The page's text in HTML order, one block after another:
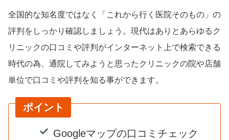
全国的な知名度ではなく「これから行く医院そのもの」の
評判をしっかり確認しましょう。現代はありとあらゆるク
リニックの口コミや評判がインターネット上で検索できる
時代の為、通院してみようと思ったクリニックの院や店舗
単位で口コミや評判を知る事ができます。
ポイント
Googleマップの口コミチェック